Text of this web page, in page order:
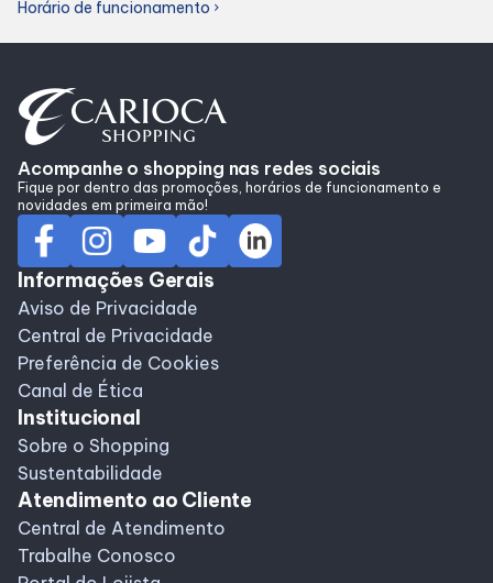
Horário de funcionamento chevron_right
Acompanhe o shopping nas redes sociais
Fique por dentro das promoções, horários de funcionamento e
novidades em primeira mão!
Informações Gerais
Aviso de Privacidade
Central de Privacidade
Preferência de Cookies
Canal de Ética
Institucional
Sobre o Shopping
Sustentabilidade
Atendimento ao Cliente
Central de Atendimento
Trabalhe Conosco